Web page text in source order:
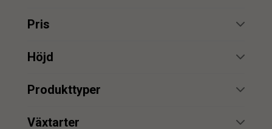
Pris
min.
min. max.
Höjd
min.
Produkttyper
Växtarter